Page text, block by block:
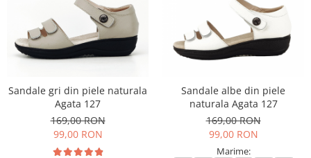
Sandale gri din piele naturala
Agata 127
169,00 RON
99,00 RON
Sandale albe din piele
naturala Agata 127
169,00 RON
99,00 RON
Marime: